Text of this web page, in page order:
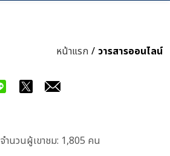
หน้าแรก / วารสารออนไลน์
จำนวนผู้เขาชม: 1,805 คน